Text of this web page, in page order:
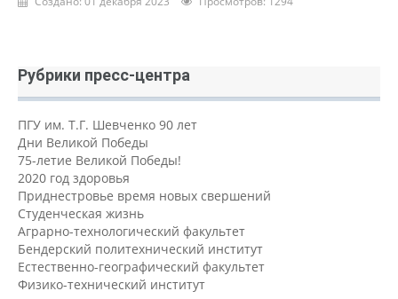
Рубрики пресс-центра
ПГУ им. Т.Г. Шевченко 90 лет
Дни Великой Победы
75-летие Великой Победы!
2020 год здоровья
Приднестровье время новых свершений
Студенческая жизнь
Аграрно-технологический факультет
Бендерский политехнический институт
Естественно-географический факультет
Физико-технический институт